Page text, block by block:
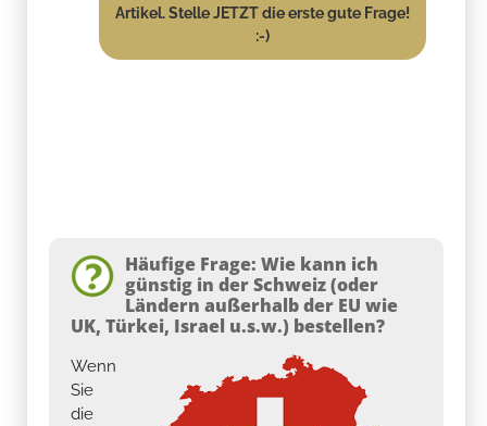
Artikel. Stelle JETZT die erste gute Frage!
:-)
Häufige Frage: Wie kann ich
günstig in der Schweiz (oder
Ländern außerhalb der EU wie
UK, Türkei, Israel u.s.w.) bestellen?
Wenn
Sie
die